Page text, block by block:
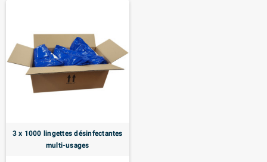
3 x 1000 lingettes désinfectantes
multi-usages